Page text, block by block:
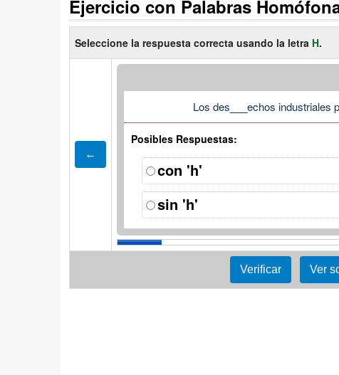
Ejercicio con Palabras
Seleccione la respuesta correcta usando la letra H.
Los des echos industriales
Posibles Respuestas:
con 'h'
sin 'h'